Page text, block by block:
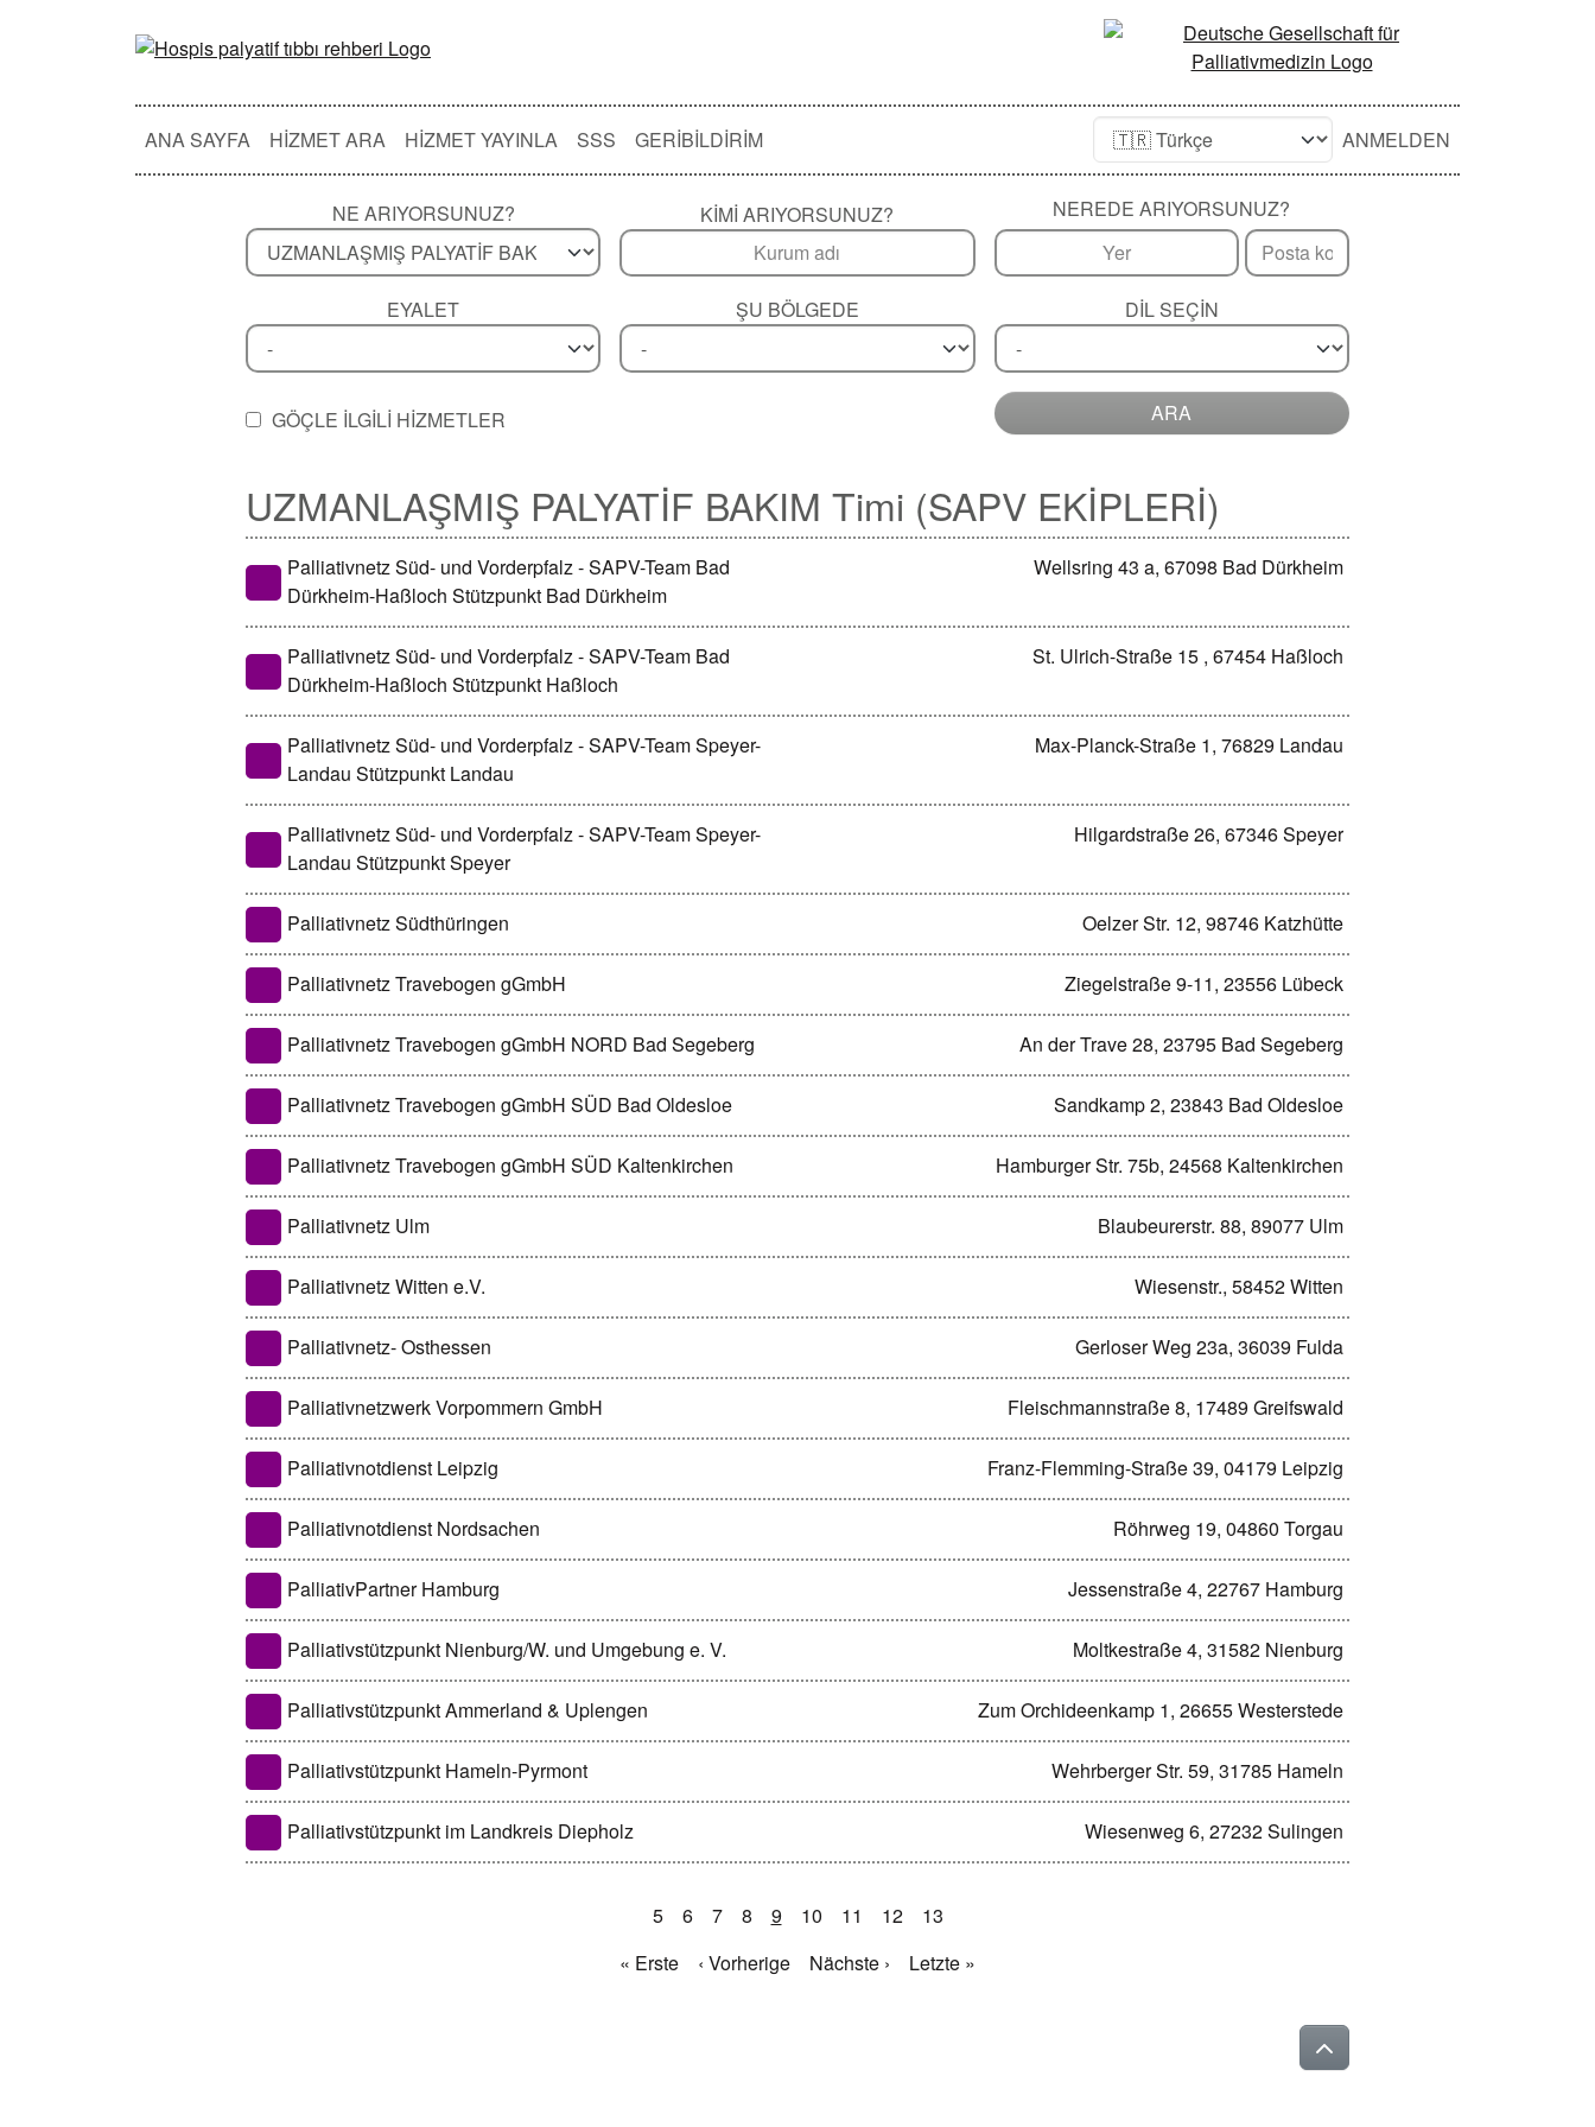
ANA SAYFA HIZMET ARA HIZMET YAYINLA SSS GERIBILDIRIM ANMELDEN
NE ARIYORSUNUZ? KIMI ARIYORSUNUZ? NEREDE ARIYORSUNUZ?
EYALET ŞU BÖLGEDE DIL SEÇIN
GÖÇLE ILGILI HIZMETLER ARA
UZMANLAŞMIŞ PALYATİF BAKIM Timi (SAPV EKİPLERİ)
Palliativnetz Süd- und Vorderpfalz - SAPV-Team Bad
Dürkheim-Haßloch Stützpunkt Bad Dürkheim
Wellsring 43 a, 67098 Bad Dürkheim
Palliativnetz Süd- und Vorderpfalz - SAPV-Team Bad
Dürkheim-Haßloch Stützpunkt Haßloch
St. Ulrich-Straße 15 , 67454 Haßloch
Palliativnetz Süd- und Vorderpfalz - SAPV-Team Speyer-
Landau Stützpunkt Landau
Max-Planck-Straße 1, 76829 Landau
Palliativnetz Süd- und Vorderpfalz - SAPV-Team Speyer-
Landau Stützpunkt Speyer
Hilgardstraße 26, 67346 Speyer
Palliativnetz Südthüringen Oelzer Str. 12, 98746 Katzhütte
Palliativnetz Travebogen gGmbH Ziegelstraße 9-11, 23556 Lübeck
Palliativnetz Travebogen gGmbH NORD Bad Segeberg An der Trave 28, 23795 Bad Segeberg
Palliativnetz Travebogen gGmbH SÜD Bad Oldesloe Sandkamp 2, 23843 Bad Oldesloe
Palliativnetz Travebogen gGmbH SÜD Kaltenkirchen Hamburger Str. 75b, 24568 Kaltenkirchen
Palliativnetz Ulm Blaubeurerstr. 88, 89077 Ulm
Palliativnetz Witten e.V. Wiesenstr., 58452 Witten
Palliativnetz- Osthessen Gerloser Weg 23a, 36039 Fulda
Palliativnetzwerk Vorpommern GmbH Fleischmannstraße 8, 17489 Greifswald
Palliativnotdienst Leipzig Franz-Flemming-Straße 39, 04179 Leipzig
Palliativnotdienst Nordsachen Röhrweg 19, 04860 Torgau
PalliativPartner Hamburg Jessenstraße 4, 22767 Hamburg
Palliativstützpunkt Nienburg/W. und Umgebung e. V. Moltkestraße 4, 31582 Nienburg
Palliativstützpunkt Ammerland & Uplengen Zum Orchideenkamp 1, 26655 Westerstede
Palliativstützpunkt Hameln-Pyrmont Wehrberger Str. 59, 31785 Hameln
Palliativstützpunkt im Landkreis Diepholz Wiesenweg 6, 27232 Sulingen
5 6 7 8 9 10 11 12
13
« Erste
‹ Vorherige Nächste › Letzte »